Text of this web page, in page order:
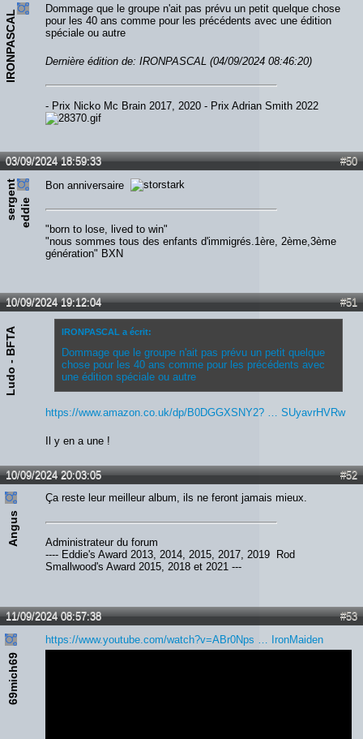
IRONPASCAL
Dommage que le groupe n'ait pas prévu un petit quelque chose
pour les 40 ans comme pour les précédents avec une édition
spéciale ou autre
Dernière édition de: IRONPASCAL (04/09/2024 08:46:20)
- Prix Nicko Mc Brain 2017, 2020 - Prix Adrian Smith 2022
#50
03/09/2024 18:59:33
s
e
rg
e
n
t
e
d
d
ie
Bon anniversaire
"born to lose, lived to win"
"nous sommes tous des enfants d'immigrés.1ère, 2ème,3ème
génération" BXN
#51
10/09/2024 19:12:04
Ludo - BFTA IRONPASCAL a écrit:
Dommage que le groupe n'ait pas prévu un petit quelque
chose pour les 40 ans comme pour les précédents avec
une édition spéciale ou autre
https://www.amazon.co.uk/dp/B0DGGXSNY2? … SUyavrHVRw
Il y en a une !
#52
10/09/2024 20:03:05
Angus
Ça reste leur meilleur album, ils ne feront jamais mieux.
Administrateur du forum
---- Eddie's Award 2013, 2014, 2015, 2017, 2019 Rod
Smallwood's Award 2015, 2018 et 2021 ---
#53
11/09/2024 08:57:38
69mich69
https://www.youtube.com/watch?v=ABr0Nps … IronMaiden